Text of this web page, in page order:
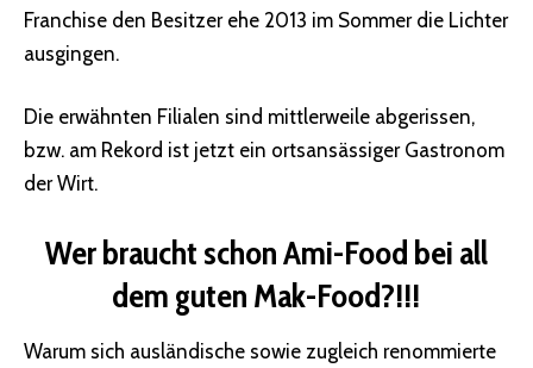
Franchise den Besitzer ehe 2013 im Sommer die Lichter
ausgingen.
Die erwähnten Filialen sind mittlerweile abgerissen,
bzw. am Rekord ist jetzt ein ortsansässiger Gastronom
der Wirt.
Wer braucht schon Ami-Food bei all
dem guten Mak-Food?!!!
Warum sich ausländische sowie zugleich renommierte